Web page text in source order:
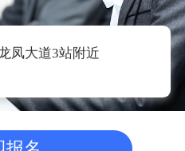
凤大道3站附近